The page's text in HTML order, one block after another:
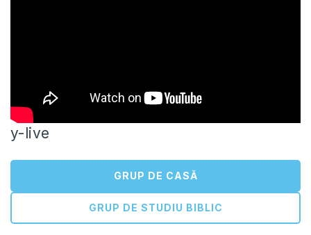
y-live
GRUP DE CASĂ
GRUP DE STUDIU BIBLIC